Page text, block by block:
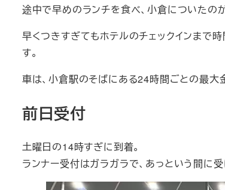
途中で早めのランチを食べ、小倉についたの
早くつきすぎてもホテルのチェックインまで
す。
車は、小倉駅のそばにある24時間ごとの最大
前日受付
土曜日の14時すぎに到着。
ランナー受付はガラガラで、あっという間に受